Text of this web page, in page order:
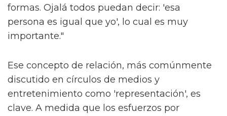
formas. Ojalá todos puedan decir: 'esa
persona es igual que yo', lo cual es muy
importante."
Ese concepto de relación, más comúnmente
discutido en círculos de medios y
entretenimiento como 'representación', es
clave. A medida que los esfuerzos por